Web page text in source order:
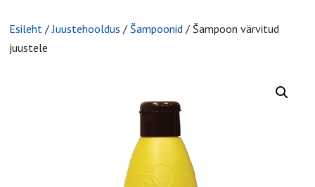
Esileht /Juustehooldus /Šampoonid / Šampoon värvitud
juustele